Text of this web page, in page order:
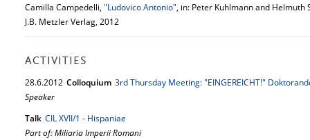
Camilla Campedelli, "Ludovico Antonio", in: Peter Kuhlmann and Helmuth
J.B. Metzler Verlag, 2012
ACTIVITIES
28.6.2012 Colloquium 3rd Thursday Meeting: "EINGEREICHT!"
Speaker
Talk CIL XVII/1 - Hispaniae
Part of: Miliaria Imperii Romani